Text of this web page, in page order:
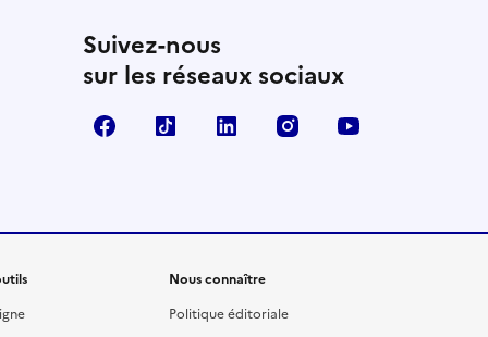
Suivez-nous
sur les réseaux sociaux
FacebookTikTok Linkedin Instagram
Nous connaître
Politique éditoriale